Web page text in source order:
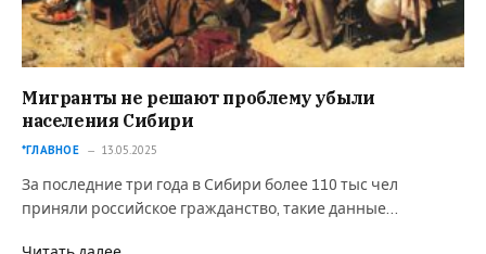
Мигранты не решают проблему убыли
населения Сибири
*ГЛАВНОЕ 13.05.2025
За последние три года в Сибири более 110 тыс чел
приняли российское гражданство, такие данные…